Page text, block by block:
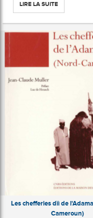
LIRE LA SUITE
Les chefferies dìì de
Cameroun)